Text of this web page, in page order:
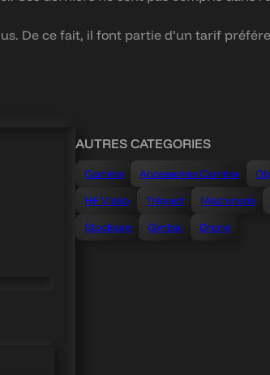
De ce fait, il font partie d’un tarif
AUTRES CATEGORIES
Caméra Accessoires Caméra
HF Vidéo Trépied Machinerie
Stockage Gimbal Drone